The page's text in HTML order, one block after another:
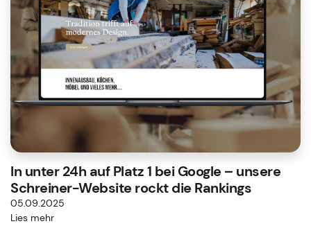
In unter 24h auf Platz 1 bei Google – unsere
Schreiner-Website rockt die Rankings
05.09.2025
Lies mehr